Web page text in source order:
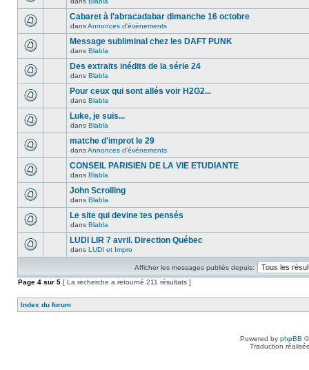
Cabaret à l'abracadabar dimanche 16 octobre
dansAnnonces d'événements
Message subliminal chez les DAFT PUNK
dans Blabla
Des extraits inédits de la série 24
dans Blabla
Pour ceux qui sont allés voir H2G2...
dans Blabla
Luke, je suis...
dans Blabla
matche d'improt le 29
dansAnnonces d'événements
CONSEIL PARISIEN DE LA VIE ETUDIANTE
dans Blabla
John Scrolling
dans Blabla
Le site qui devine tes pensés
dans Blabla
LUDI LIR 7 avril. Direction Québec
dans LUDI et Impro
Afficher les messages publiés depuis:
Page 4 sur 5 [ La recherche a retourné 211 résultats ]
Index du forum
Powered by phpBB
Traduction